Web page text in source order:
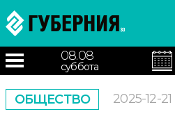
08.08
суббота
ОБЩЕСТВО 2025-12-21